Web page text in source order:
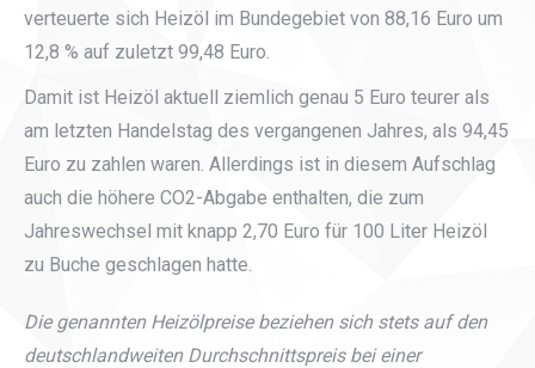
verteuerte sich Heizöl im Bundegebiet von 88,16 Euro um
12,8 % auf zuletzt 99,48 Euro.
Damit ist Heizöl aktuell ziemlich genau 5 Euro teurer als
am letzten Handelstag des vergangenen Jahres, als 94,45
Euro zu zahlen waren. Allerdings ist in diesem Aufschlag
auch die höhere CO2-Abgabe enthalten, die zum
Jahreswechsel mit knapp 2,70 Euro für 100 Liter Heizöl
zu Buche geschlagen hatte.
Die genannten Heizölpreise beziehen sich stets auf den
deutschlandweiten Durchschnittspreis bei einer